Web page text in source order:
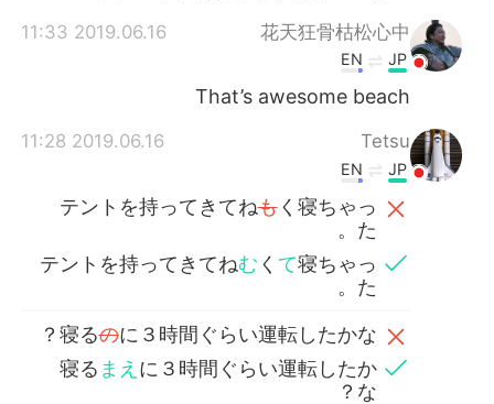
花天狂骨枯松心中
2019.06.16 11:33
JP
EN
That’s awesome beach
Tetsu
2019.06.16 11:28
JP
EN
テントを持ってきてねもく寝ちゃっ
た。
テントを持ってきてねむ く て寝ちゃっ
た。
寝るのに３時間ぐらい運転したかな？
寝る まえ に３時間ぐらい運転したか
な？